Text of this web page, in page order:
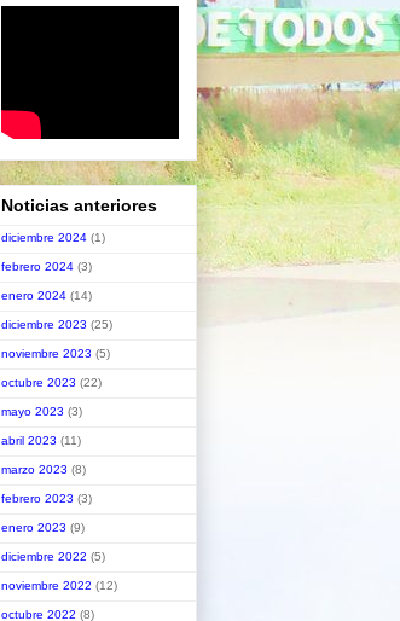
Noticias anteriores
diciembre 2024 (1)
febrero 2024 (3)
enero 2024 (14)
diciembre 2023 (25)
noviembre 2023 (5)
octubre 2023 (22)
mayo 2023 (3)
abril 2023 (11)
marzo 2023 (8)
febrero 2023 (3)
enero 2023 (9)
diciembre 2022 (5)
noviembre 2022 (12)
octubre 2022 (8)